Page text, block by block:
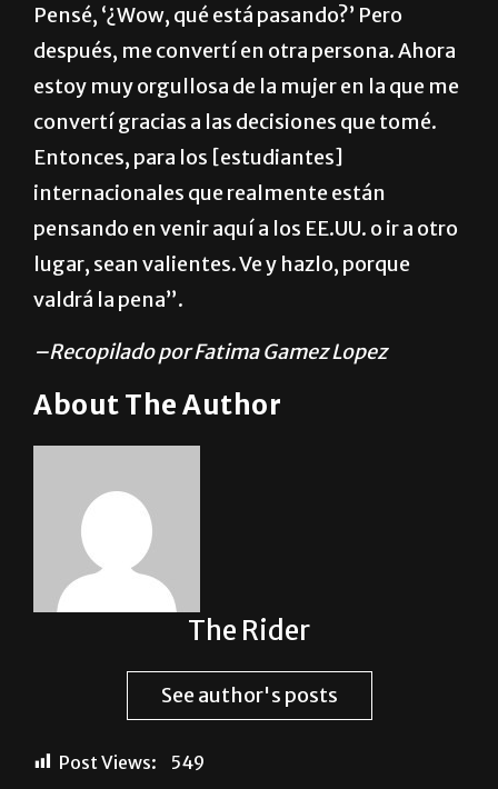
Pensé, ‘¿Wow, qué está pasando?’ Pero
después, me convertí en otra persona. Ahora
estoy muy orgullosa de la mujer en la que me
convertí gracias a las decisiones que tomé.
Entonces, para los [estudiantes]
internacionales que realmente están
pensando en venir aquí a los EE.UU. o ir a otro
lugar, sean valientes. Ve y hazlo, porque
valdrá la pena”.
–Recopilado por Fatima Gamez Lopez
About The Author
The Rider
See author's posts
Post Views: 549